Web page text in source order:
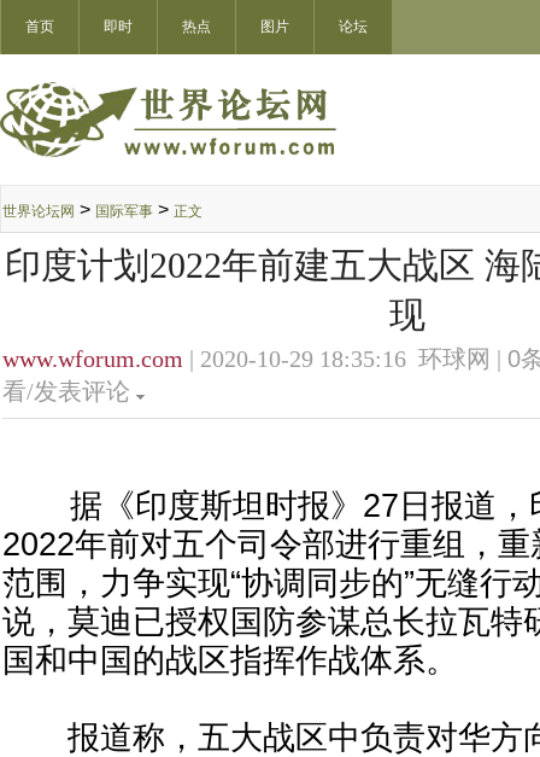
首页 即时 热点 图片 论坛
世界论坛网 > 国际军事 > 正文
印度计划2022年前建五大战区 海
现
www.wforum.com | 2020-10-29 18:35:16 环球网 | 0
看/发表评论
据《印度斯坦时报》27日报道，
2022年前对五个司令部进行重组，
范围，力争实现“协调同步的”无缝行
说，莫迪已授权国防参谋总长拉瓦特
国和中国的战区指挥作战体系。
报道称，五大战区中负责对华方